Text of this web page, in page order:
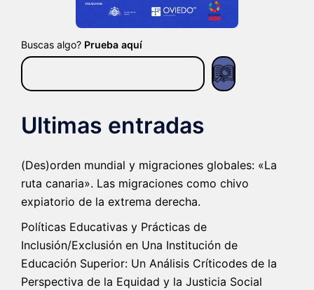
Buscas algo? Prueba aquí
Ultimas entradas
(Des)orden mundial y migraciones globales: «La
ruta canaria». Las migraciones como chivo
expiatorio de la extrema derecha.
Políticas Educativas y Prácticas de
Inclusión/Exclusión en Una Institución de
Educación Superior: Un Análisis Críticodes de la
Perspectiva de la Equidad y la Justicia Social